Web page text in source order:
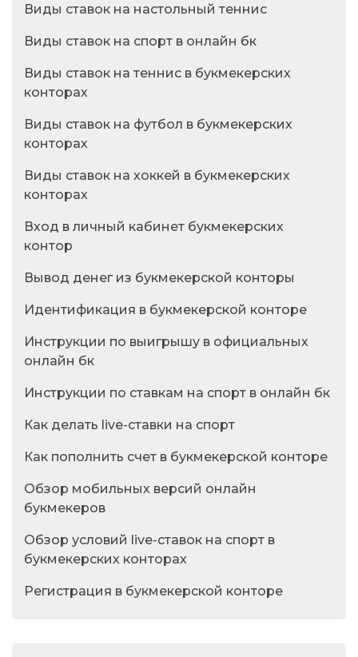
Виды ставок на настольный теннис
Виды ставок на спорт в онлайн бк
Виды ставок на теннис в букмекерских
конторах
Виды ставок на футбол в букмекерских
конторах
Виды ставок на хоккей в букмекерских
конторах
Вход в личный кабинет букмекерских
контор
Вывод денег из букмекерской конторы
Идентификация в букмекерской конторе
Инструкции по выигрышу в официальных
онлайн бк
Инструкции по ставкам на спорт в онлайн бк
Как делать live-ставки на спорт
Как пополнить счет в букмекерской конторе
Обзор мобильных версий онлайн
букмекеров
Обзор условий live-ставок на спорт в
букмекерских конторах
Регистрация в букмекерской конторе